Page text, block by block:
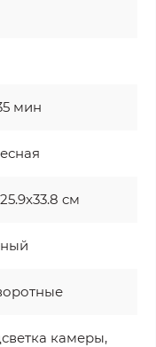
мин
cм
камеры,